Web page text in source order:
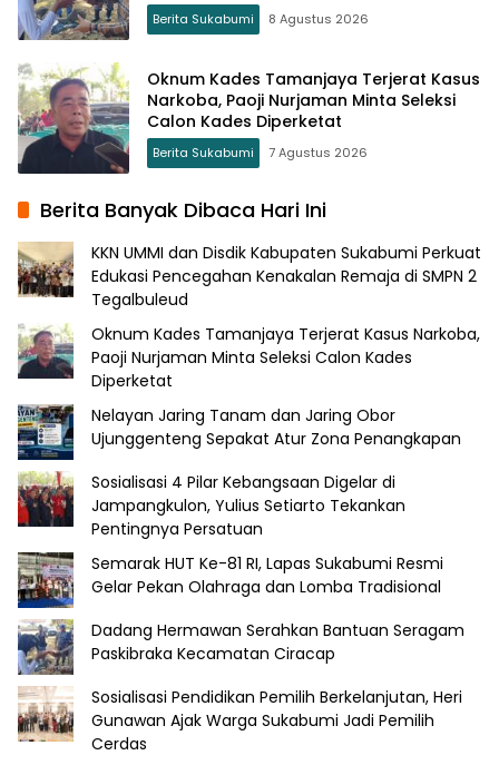
Berita Sukabumi 8 Agustus 2026
Oknum Kades Tamanjaya Terjerat Kasus
Narkoba, Paoji Nurjaman Minta Seleksi
Calon Kades Diperketat
Berita Sukabumi 7 Agustus 2026
Berita Banyak Dibaca Hari Ini
KKN UMMI dan Disdik Kabupaten Sukabumi Perkuat
Edukasi Pencegahan Kenakalan Remaja di SMPN 2
Tegalbuleud
Oknum Kades Tamanjaya Terjerat Kasus Narkoba,
Paoji Nurjaman Minta Seleksi Calon Kades
Diperketat
Nelayan Jaring Tanam dan Jaring Obor
Ujunggenteng Sepakat Atur Zona Penangkapan
Sosialisasi 4 Pilar Kebangsaan Digelar di
Jampangkulon, Yulius Setiarto Tekankan
Pentingnya Persatuan
Semarak HUT Ke-81 RI, Lapas Sukabumi Resmi
Gelar Pekan Olahraga dan Lomba Tradisional
Dadang Hermawan Serahkan Bantuan Seragam
Paskibraka Kecamatan Ciracap
Sosialisasi Pendidikan Pemilih Berkelanjutan, Heri
Gunawan Ajak Warga Sukabumi Jadi Pemilih
Cerdas